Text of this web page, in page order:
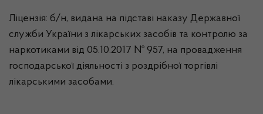
Ліцензія: б/н, видана на підставі наказу Державної
служби України з лікарських засобів та контролю за
наркотиками від 05.10.2017 № 957, на провадження
господарської діяльності з роздрібної торгівлі
лікарськими засобами.